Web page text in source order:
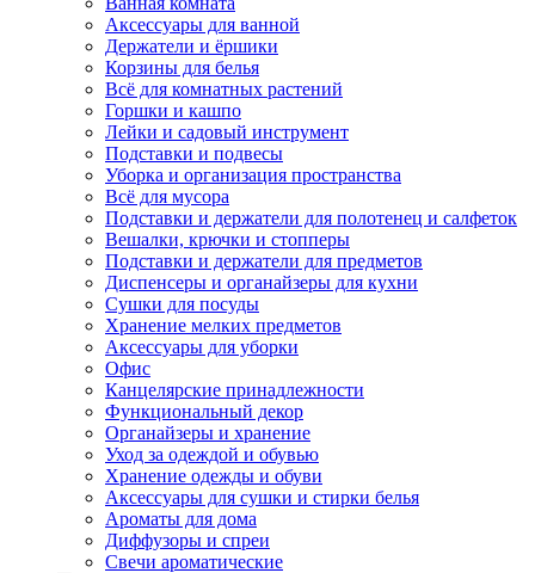
Аксессуары для ванной
Держатели и ёршики
Корзины для белья
Всё для комнатных растений
Горшки и кашпо
Лейки и садовый инструмент
Подставки и подвесы
Уборка и организация пространства
Всё для мусора
Подставки и держатели для полотенец и салфеток
Вешалки, крючки и стопперы
Подставки и держатели для предметов
Диспенсеры и органайзеры для кухни
Сушки для посуды
Хранение мелких предметов
Аксессуары для уборки
Офис
Канцелярские принадлежности
Функциональный декор
Органайзеры и хранение
Уход за одеждой и обувью
Хранение одежды и обуви
Аксессуары для сушки и стирки белья
Ароматы для дома
Диффузоры и спреи
Свечи ароматические